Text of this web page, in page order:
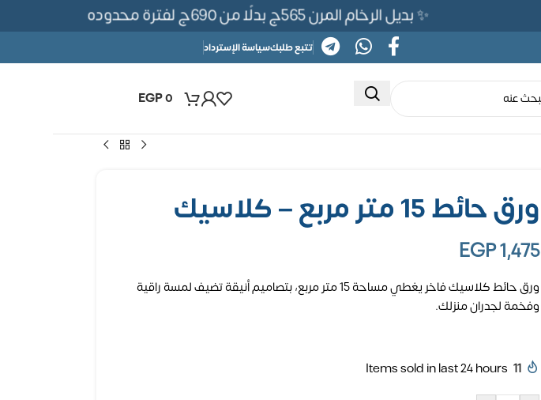
✨ بديل الرخام المرن 565ج بدلًا من 690ج لفترة محدوده
تتبع طلبكسياسة الإسترداد
EGP0
ورق حائط 15 متر مربع – كلاسيك
EGP1,475
ورق حائط كلاسيك فاخر يغطي مساحة 15 متر مربع، بتصاميم أنيقة تضيف لمسة راقية
وفخمة لجدران منزلك.
11
Items sold in last 24 hours